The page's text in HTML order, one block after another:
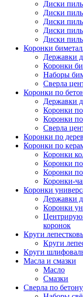
Диски
Диски
Диски
Диски
Диски
Коронки
Державки
Коронки
Наборы
Сверла
Коронки по
Державки
Коронки
Коронки
Сверла
Коронки по
Коронки по
Коронки
Коронки
Коронки
Коронки-
Коронки
Державки
Коронки
коронок
Круги
Круги
Круги
Масла и смазки
Масло
Смазки
Сверла по